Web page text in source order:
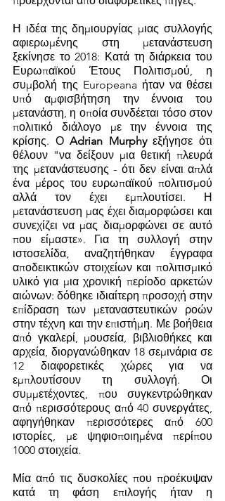
Η ιδέα της δημιουργίας μιας συλλογής
αφιερωμένης στη μετανάστευση
ξεκίνησε το 2018: Κατά τη διάρκεια του
Ευρωπαϊκού Έτους Πολιτισμού, η
συμβολή της Europeana ήταν να θέσει
υπό αμφισβήτηση την έννοια του
μετανάστη, η οποία συνδέεται τόσο στον
πολιτικό διάλογο με την έννοια της
κρίσης. Ο Adrian Murphy εξήγησε ότι
θέλουν "να δείξουν μια θετική πλευρά
της μετανάστευσης - ότι δεν είναι απλά
ένα μέρος του ευρωπαϊκού πολιτισμού
αλλά τον έχει εμπλουτίσει. Η
μετανάστευση μας έχει διαμορφώσει και
συνεχίζει να μας διαμορφώνει σε αυτό
που είμαστε». Για τη συλλογή στην
ιστοσελίδα, αναζητήθηκαν έγγραφα
αποδεικτικών στοιχείων και πολιτισμικό
υλικό για μια χρονική περίοδο αρκετών
αιώνων: δόθηκε ιδιαίτερη προσοχή στην
επίδραση των μεταναστευτικών ροών
στην τέχνη και την επιστήμη. Με βοήθεια
από γκαλερί, μουσεία, βιβλιοθήκες και
αρχεία, διοργανώθηκαν 18 σεμινάρια σε
12 διαφορετικές χώρες για να
εμπλουτίσουν τη συλλογή. Οι
συμμετέχοντες, που συγκεντρώθηκαν
από περισσότερους από 40 συνεργάτες,
αφηγήθηκαν περισσότερες από 600
ιστορίες, με ψηφιοποιημένα περίπου
1000 στοιχεία.
Μία από τις δυσκολίες που προέκυψαν
κατά τη φάση επιλογής ήταν η